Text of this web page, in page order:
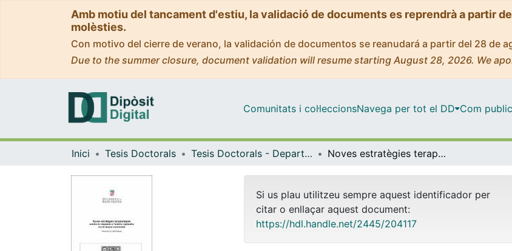
Amb motiu del tancament d'estiu, la validació de documents es reprendrà a partir
molèsties.
Con motivo del cierre de verano, la validación de documentos se reanudará a partir del 28 de
Due to the summer closure, document validation will resume starting August 28, 2026. We
Comunitats i col·leccionsNavega per tot el DD Com
Inici Tesis Doctorals Tesis Doctorals - Departament - Biomedicina Noves estratègies terapèutiques contra la resposta a l’estrès replicatiu en el càncer colorectal
Si us plau utilitzeu sempre aquest identificador per
citar o enllaçar aquest document:
https://hdl.handle.net/2445/204117